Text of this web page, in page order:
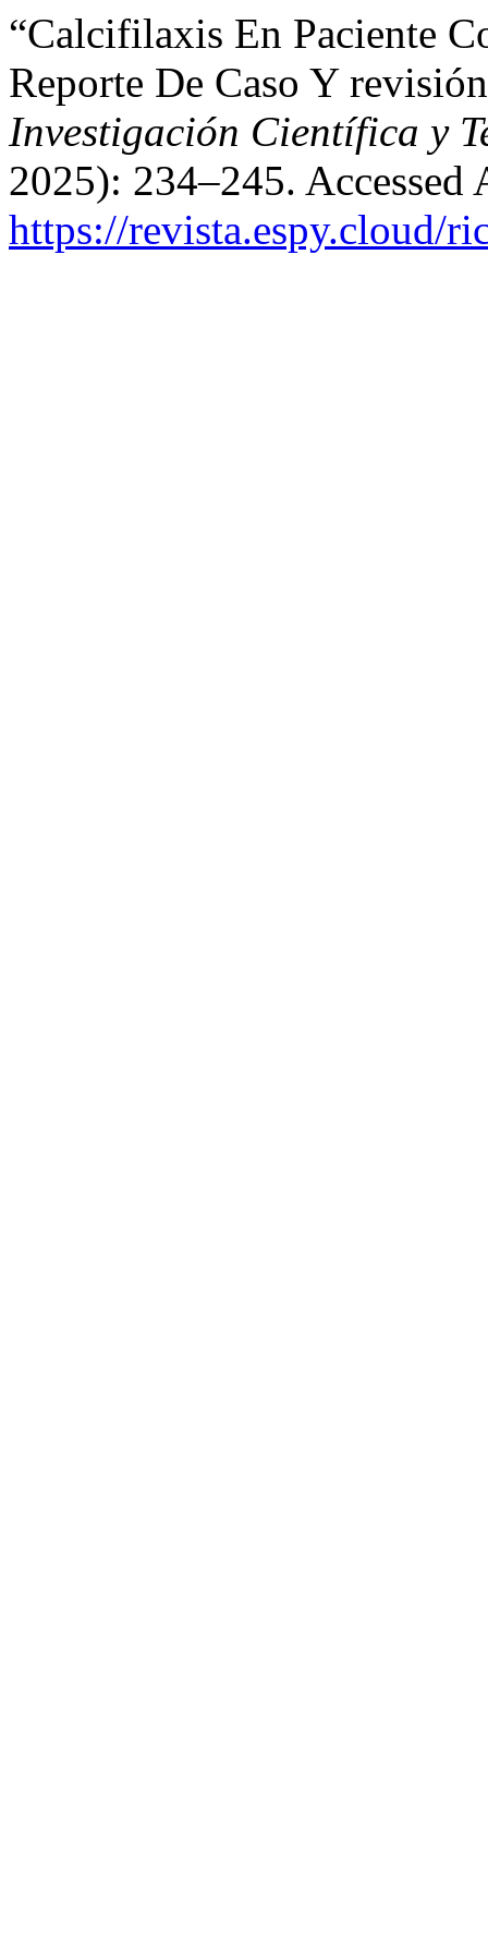
“Calcifilaxis En Paciente
Reporte De Caso Y
Investigación Científica y
2025): 234–245. Accessed
https://revista.espy.cloud/